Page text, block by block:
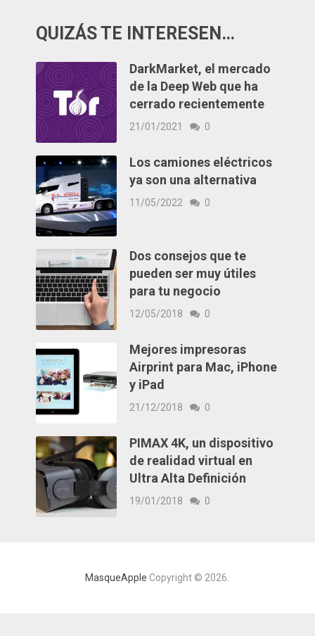
QUIZÁS TE INTERESEN…
DarkMarket, el mercado
de la Deep Web que ha
cerrado recientemente
21/01/2021 0
Los camiones eléctricos
ya son una alternativa
11/05/2022 0
Dos consejos que te
pueden ser muy útiles
para tu negocio
12/05/2018 0
Mejores impresoras
Airprint para Mac, iPhone
y iPad
21/12/2018 0
PIMAX 4K, un dispositivo
de realidad virtual en
Ultra Alta Definición
19/01/2018 0
MasqueApple Copyright © 2026.